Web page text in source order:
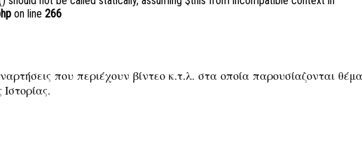
on line 266
που περιέχουν βίντεο κ.τ.λ. στα οποία παρουσίαζονται